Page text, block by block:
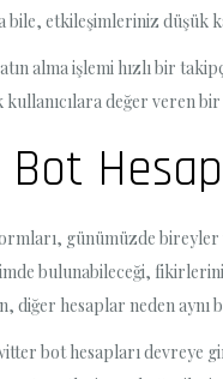
bile, etkileşimleriniz düşük
alma işlemi hızlı bir
değer veren
günümüzde
bulunabileceği, fikirlerini
diğer hesaplar neden aynı
bot hesapları devreye